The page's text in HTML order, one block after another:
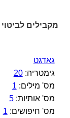
מקבילים לביטוי
גאדגט
גימטריה:20
מס' מילים: 1
מס' אותיות:5
מס' חיפושים: 1